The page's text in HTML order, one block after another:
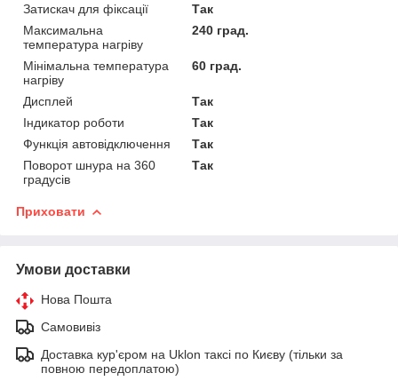
Затискач для фіксації
Так
Максимальна
температура нагріву
240 град.
Мінімальна температура
нагріву
60 град.
Дисплей
Так
Індикатор роботи
Так
Функція автовідключення
Так
Поворот шнура на 360
градусів
Так
Приховати
Умови доставки
Нова Пошта
Самовивіз
Доставка кур'єром на Uklon таксі по Києву (тільки за
повною передоплатою)